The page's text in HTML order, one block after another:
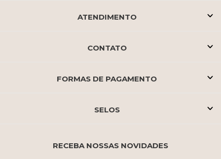
ATENDIMENTO
CONTATO
FORMAS DE PAGAMENTO
SELOS
RECEBA NOSSAS NOVIDADES